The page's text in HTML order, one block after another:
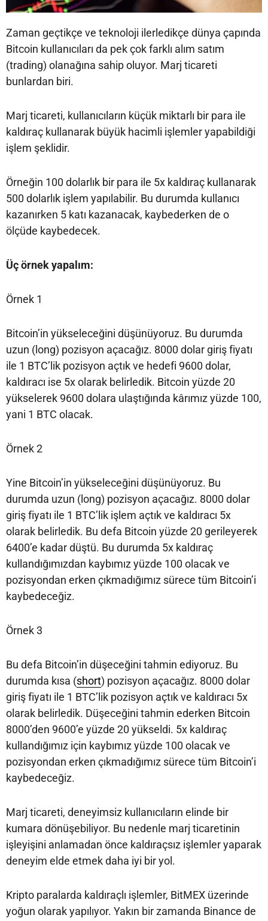
Zaman geçtikçe ve teknoloji ilerledikçe dünya çapında
Bitcoin kullanıcıları da pek çok farklı alım satım
(trading) olanağına sahip oluyor. Marj ticareti
bunlardan biri.
Marj ticareti, kullanıcıların küçük miktarlı bir para ile
kaldıraç kullanarak büyük hacimli işlemler yapabildiği
işlem şeklidir.
Örneğin 100 dolarlık bir para ile 5x kaldıraç kullanarak
500 dolarlık işlem yapılabilir. Bu durumda kullanıcı
kazanırken 5 katı kazanacak, kaybederken de o
ölçüde kaybedecek.
Üç örnek yapalım:
Örnek 1
Bitcoin’in yükseleceğini düşünüyoruz. Bu durumda
uzun (long) pozisyon açacağız. 8000 dolar giriş fiyatı
ile 1 BTC’lik pozisyon açtık ve hedefi 9600 dolar,
kaldıracı ise 5x olarak belirledik. Bitcoin yüzde 20
yükselerek 9600 dolara ulaştığında kârımız yüzde 100,
yani 1 BTC olacak.
Örnek 2
Yine Bitcoin’in yükseleceğini düşünüyoruz. Bu
durumda uzun (long) pozisyon açacağız. 8000 dolar
giriş fiyatı ile 1 BTC’lik işlem açtık ve kaldıracı 5x
olarak belirledik. Bu defa Bitcoin yüzde 20 gerileyerek
6400’e kadar düştü. Bu durumda 5x kaldıraç
kullandığımızdan kaybımız yüzde 100 olacak ve
pozisyondan erken çıkmadığımız sürece tüm Bitcoin’i
kaybedeceğiz.
Örnek 3
Bu defa Bitcoin’in düşeceğini tahmin ediyoruz. Bu
durumda kısa (short) pozisyon açacağız. 8000 dolar
giriş fiyatı ile 1 BTC’lik pozisyon açtık ve kaldıracı 5x
olarak belirledik. Düşeceğini tahmin ederken Bitcoin
8000’den 9600’e yüzde 20 yükseldi. 5x kaldıraç
kullandığımız için kaybımız yüzde 100 olacak ve
pozisyondan erken çıkmadığımız sürece tüm Bitcoin’i
kaybedeceğiz.
Marj ticareti, deneyimsiz kullanıcıların elinde bir
kumara dönüşebiliyor. Bu nedenle marj ticaretinin
işleyişini anlamadan önce kaldıraçsız işlemler yaparak
deneyim elde etmek daha iyi bir yol.
Kripto paralarda kaldıraçlı işlemler, BitMEX üzerinde
yoğun olarak yapılıyor. Yakın bir zamanda Binance de